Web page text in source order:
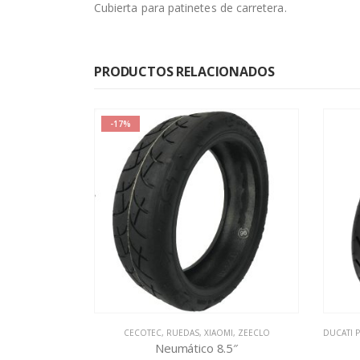
Cubierta para patinetes de carretera.
PRODUCTOS RELACIONADOS
TIPO XIAOMI,TIPO XIAOMI,TODAS LAS REAPARACIONES URBAN
-17%
CECOTEC, RUEDAS, XIAOMI, ZEECLO
Neumático 8.5″
DUCATI